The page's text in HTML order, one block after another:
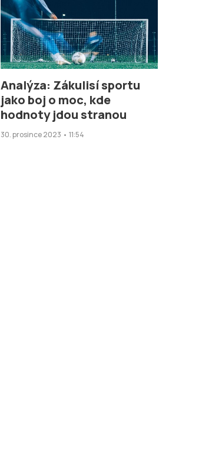
Analýza: Zákulisí sportu
jako boj o moc, kde
hodnoty jdou stranou
30. prosince 2023 • 11:54